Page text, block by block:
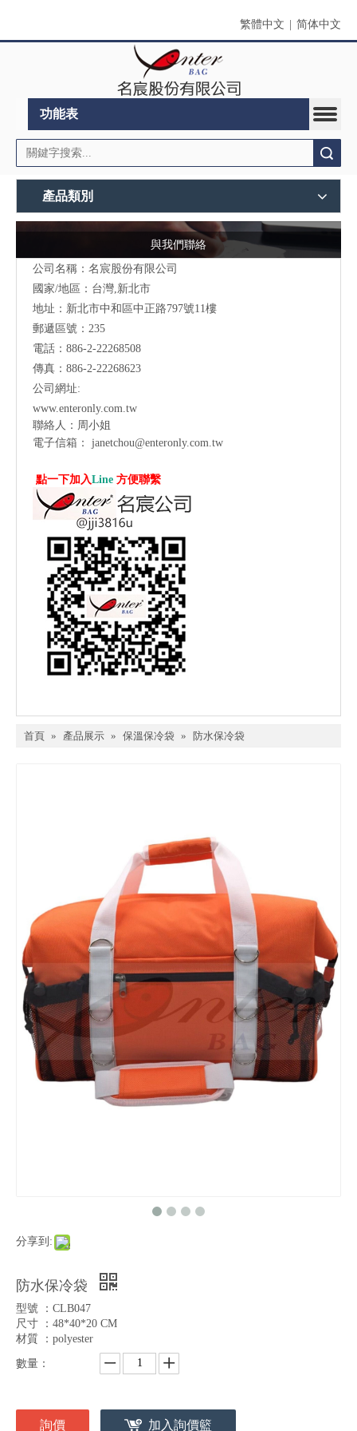
繁體中文 简体中文
功能表
產品類別
與我們聯絡
公司名稱：名宸股份有限公司
國家/地區：台灣,新北市
地址：新北市中和區中正路797號11樓
郵遞區號：235
電話：886-2-22268508
傳真：886-2-22268623
公司網址:
www.enteronly.com.tw
聯絡人：周小姐
電子信箱： janetchou@enteronly.com.tw
點一下加入Line 方便聯繫
首頁 » 產品展示 » 保溫保冷袋 » 防水保冷袋
分享到:
防水保冷袋
型號 ：CLB047
尺寸 ：48*40*20 CM
材質 ：polyester
數量：
詢價 加入詢價籃